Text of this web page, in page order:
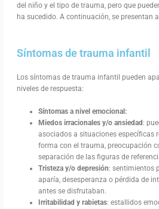
del niño y el tipo de trauma, pero que
ha sucedido. A continuación, se presentan
Síntomas de trauma infantil
Los síntomas de trauma infantil pueden
niveles de respuesta:
Síntomas a nivel emocional:
Miedos irracionales y/o ansiedad :
asociados a situaciones específicas
forma con el trauma, preocupación
separación de las figuras de
Tristeza y/o depresión: sentimientos
aparía, desesperanza o pérdida de
antes se disfrutaban.
Irritabilidad y rabietas: estallidos